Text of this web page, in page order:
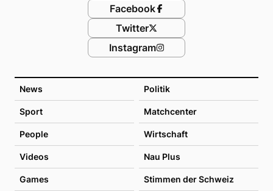
News Politik
Sport Matchcenter
People Wirtschaft
Videos Nau Plus
Games Stimmen der Schweiz
Facebook
Twitter
Instagram